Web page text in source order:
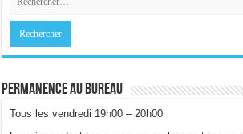
Permanence au bureau
Tous les vendredi 19h00 – 20h00